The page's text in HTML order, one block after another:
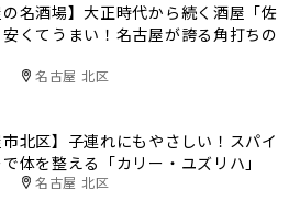
の名酒場】大正時代から続く酒屋「佐
くてうまい！名古屋が誇る角打ちの
名古屋 北区
市北区】子連れにもやさしい！スパイ
体を整える「カリー・ユズリハ」
名古屋 北区